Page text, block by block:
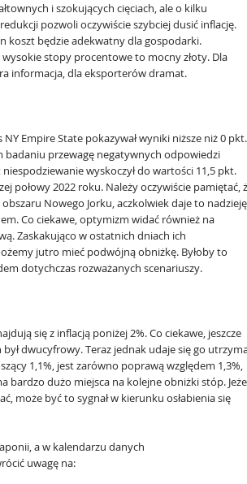
i szokujących cięciach, ale o kilku
pozwoli oczywiście szybciej dusić inflację.
koszt będzie adekwatny dla gospodarki.
stopy procentowe to mocny złoty. Dla
informacja, dla eksporterów dramat.
Empire State pokazywał wyniki niższe niż 0 pkt.
badaniu przewagę negatywnych odpowiedzi
wyskoczył do wartości 11,5 pkt.
połowy 2022 roku. Należy oczywiście pamiętać,
Nowego Jorku, aczkolwiek daje to nadzieję
Co ciekawe, optymizm widać również na
Zaskakująco w ostatnich dniach ich
jutro mieć podwójną obniżkę. Byłoby to
dotychczas rozważanych scenariuszy.
się z inflacją poniżej 2%. Co ciekawe, jeszcze
dwucyfrowy. Teraz jednak udaje się go
1,1%, jest zarówno poprawą względem 1,3%,
bardzo dużo miejsca na kolejne obniżki stóp.
może być to sygnał w kierunku osłabienia się
a w kalendarzu danych
uwagę na: